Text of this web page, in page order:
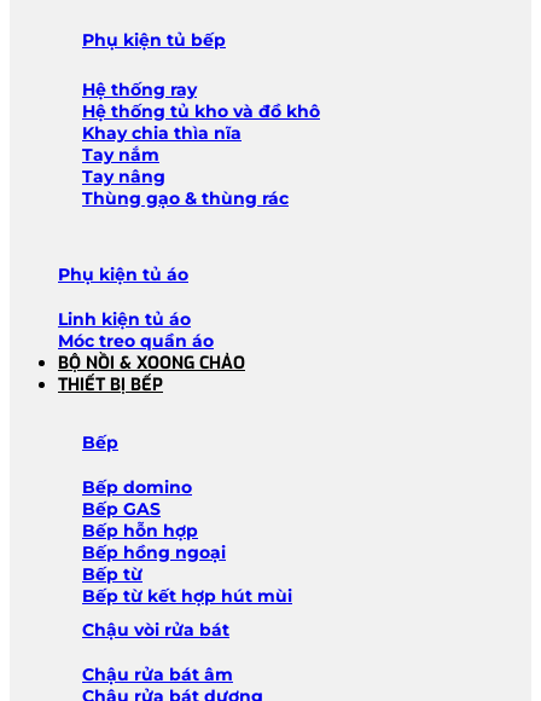
Phụ kiện tủ bếp
Hệ thống ray
Hệ thống tủ kho và đồ khô
Khay chia thìa nĩa
Tay nắm
Tay nâng
Thùng gạo & thùng rác
Phụ kiện tủ áo
Linh kiện tủ áo
Móc treo quần áo
BỘ NỒI & XOONG CHẢO
THIẾT BỊ BẾP
Bếp
Bếp domino
Bếp GAS
Bếp hỗn hợp
Bếp hồng ngoại
Bếp từ
Bếp từ kết hợp hút mùi
Chậu vòi rửa bát
Chậu rửa bát âm
Chậu rửa bát dương